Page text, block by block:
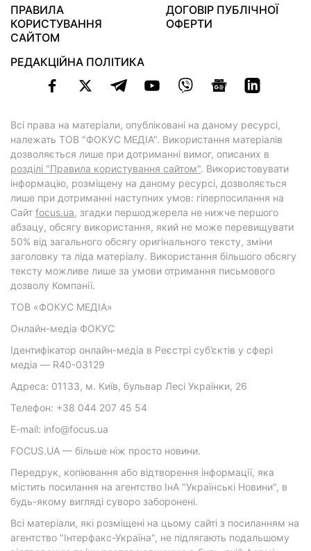
ПРАВИЛА
КОРИСТУВАННЯ
САЙТОМ
ДОГОВІР ПУБЛІЧНОЇ
ОФЕРТИ
РЕДАКЦІЙНА ПОЛІТИКА
Всі права на матеріали, опубліковані на даному ресурсі,
належать ТОВ "ФОКУС МЕДІА". Використання матеріалів
дозволяється лише при дотриманні вимог, описаних в
розділі "Правила користування сайтом". Використовувати
інформацію, розміщену на даному ресурсі, дозволяється
лише при дотриманні наступних умов: гіперпосилання на
Cайт focus.ua, згадки першоджерела не нижче першого
абзацу, обсягу використання, який не може перевищувати
50% від загального обсягу оригінального тексту, зміни
заголовку та ліда матеріалу. Використання більшого обсягу
тексту можливе лише за умови отримання письмового
дозволу Компанії.
ТОВ «ФОКУС МЕДІА»
Онлайн-медіа ФОКУС
Ідентифікатор онлайн-медіа в Реєстрі суб’єктів у сфері
медіа — R40-03129
Адреса: 01133, м. Київ, бульвар Лесі Українки, 26
Телефон: +38 044 207 45 54
E-mail: info@focus.ua
FOCUS.UA — більше ніж просто новини.
Передрук, копіювання або відтворення інформації, яка
містить посилання на агентство ІнА "Українські Новини", в
будь-якому вигляді суворо заборонені.
Всі матеріали, які розміщені на цьому сайті з посиланням на
агентство "Інтерфакс-Україна", не підлягають подальшому